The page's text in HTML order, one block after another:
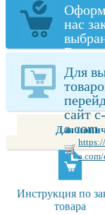
нас
Вами
из c-
Для
сайт
a.com
Для
Инструкция по
товара